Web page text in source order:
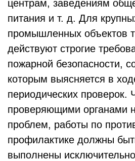
центрам, заведениям
питания и т. д. Для
промышленных объектов
действуют строгие
пожарной безопасности,
которым выясняется в
периодических проверок.
проверяющими органами
проблем, работы по
профилактике должны
выполнены исключительно